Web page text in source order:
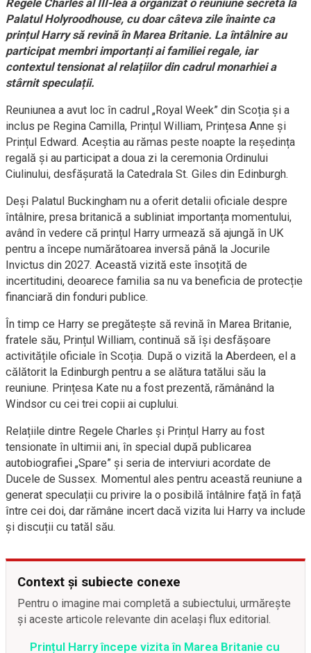
Regele Charles al III-lea a organizat o reuniune secretă la
Palatul Holyroodhouse, cu doar câteva zile înainte ca
prințul Harry să revină în Marea Britanie. La întâlnire au
participat membri importanți ai familiei regale, iar
contextul tensionat al relațiilor din cadrul monarhiei a
stârnit speculații.
Reuniunea a avut loc în cadrul „Royal Week” din Scoția și a
inclus pe Regina Camilla, Prințul William, Prințesa Anne și
Prințul Edward. Aceștia au rămas peste noapte la reședința
regală și au participat a doua zi la ceremonia Ordinului
Ciulinului, desfășurată la Catedrala St. Giles din Edinburgh.
Deși Palatul Buckingham nu a oferit detalii oficiale despre
întâlnire, presa britanică a subliniat importanța momentului,
având în vedere că prințul Harry urmează să ajungă în UK
pentru a începe numărătoarea inversă până la Jocurile
Invictus din 2027. Această vizită este însoțită de
incertitudini, deoarece familia sa nu va beneficia de protecție
financiară din fonduri publice.
În timp ce Harry se pregătește să revină în Marea Britanie,
fratele său, Prințul William, continuă să își desfășoare
activitățile oficiale în Scoția. După o vizită la Aberdeen, el a
călătorit la Edinburgh pentru a se alătura tatălui său la
reuniune. Prințesa Kate nu a fost prezentă, rămânând la
Windsor cu cei trei copii ai cuplului.
Relațiile dintre Regele Charles și Prințul Harry au fost
tensionate în ultimii ani, în special după publicarea
autobiografiei „Spare” și seria de interviuri acordate de
Ducele de Sussex. Momentul ales pentru această reuniune a
generat speculații cu privire la o posibilă întâlnire față în față
între cei doi, dar rămâne incert dacă vizita lui Harry va include
și discuții cu tatăl său.
Context și subiecte conexe
Pentru o imagine mai completă a subiectului, urmărește
și aceste articole relevante din același flux editorial.
Prințul Harry începe vizita în Marea Britanie cu